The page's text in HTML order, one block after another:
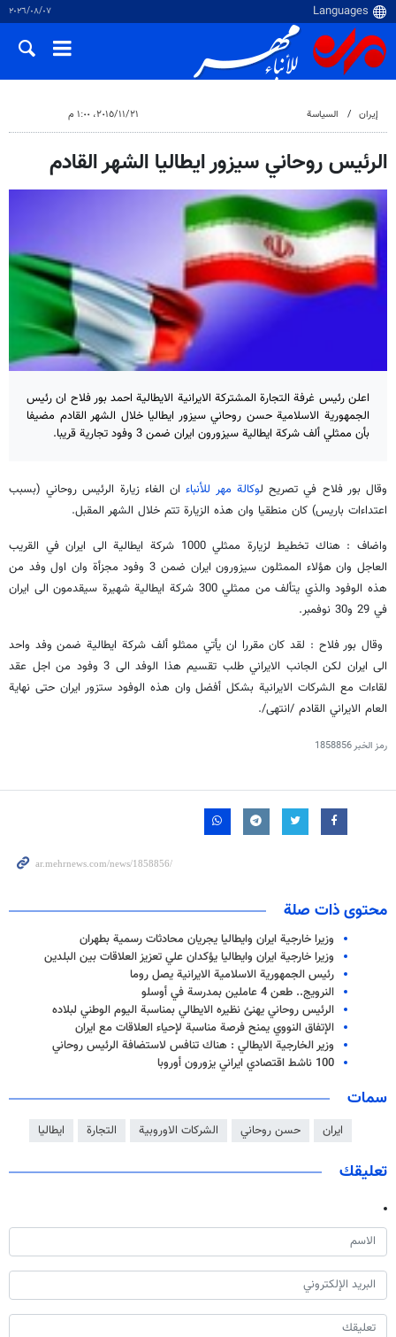
٠٧‏/٠٨‏/٢٠٢٦
إيران السياسة ٢١‏/١١‏/٢٠١٥، ١:٠٠ م
الرئيس روحاني سيزور ايطاليا الشهر القادم
اعلن رئيس غرفة التجارة المشتركة الايرانية الايطالية احمد بور فلاح ان رئيس
الجمهورية الاسلامية حسن روحاني سيزور ايطاليا خلال الشهر القادم مضيفا
بأن ممثلي ألف شركة ايطالية سيزورون ايران ضمن 3 وفود تجارية قريبا.
وقال بور فلاح في تصريح لوكالة مهر للأنباءان الغاء زيارة الرئيس روحاني (بسبب
اعتداءات باريس) كان منطقيا وان هذه الزيارة تتم خلال الشهر المقبل.
واضاف : هناك تخطيط لزيارة ممثلي 1000 شركة ايطالية الى ايران في القريب
العاجل وان هؤلاء الممثلون سيزورون ايران ضمن 3 وفود مجزأة وان اول وفد من
هذه الوفود والذي يتألف من ممثلي 300 شركة ايطالية شهيرة سيقدمون الى ايران
في 29 و30 نوفمبر.
وقال بور فلاح : لقد كان مقررا ان يأتي ممثلو ألف شركة ايطالية ضمن وفد واحد
الى ايران لكن الجانب الايراني طلب تقسيم هذا الوفد الى 3 وفود من اجل عقد
لقاءات مع الشركات الايرانية بشكل أفضل وان هذه الوفود ستزور ايران حتى نهاية
العام الايراني القادم /انتهى/.
رمز الخبر1858856
محتوى ذات صلة
وزيرا خارجية ايران وايطاليا يجريان محادثات رسمية بطهران
وزيرا خارجية ايران وايطاليا يؤكدان علي تعزيز العلاقات بين البلدين
رئيس الجمهورية الاسلامية الايرانية يصل روما
النرويج.. طعن 4 عاملين بمدرسة في أوسلو
الرئيس روحاني يهنئ نظيره الايطالي بمناسبة اليوم الوطني لبلاده
الإتفاق النووي يمنح فرصة مناسبة لإحياء العلاقات مع ايران
وزير الخارجية الايطالي : هناك تنافس لاستضافة الرئيس روحاني
100 ناشط اقتصادي ايراني يزورون أوروبا
سمات
ايران حسن روحاني الشركات الاوروبية التجارة ايطاليا
تعليقك